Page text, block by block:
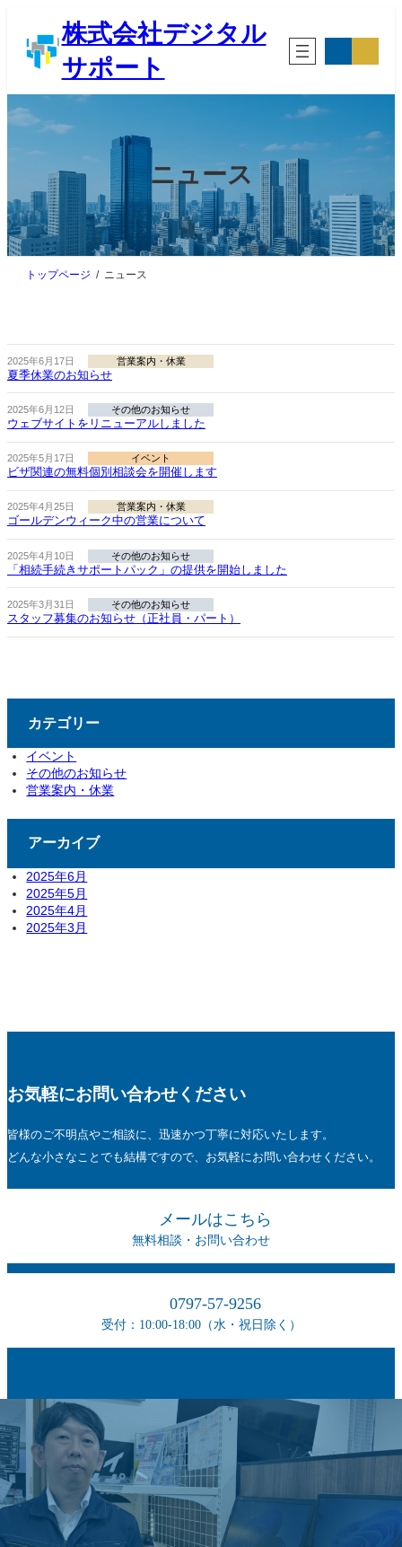
株式会社デジタル
サポート
コ
リ
ン
コ
リ
ニュース
トップページ ニュース
2025年6月17日 営業案内・休業
夏季休業のお知らせ
2025年6月12日 その他のお知らせ
ウェブサイトをリニューアルしました
2025年5月17日 イベント
ビザ関連の無料個別相談会を開催します
2025年4月25日 営業案内・休業
ゴールデンウィーク中の営業について
2025年4月10日 その他のお知らせ
「相続手続きサポートパック」の提供を開始しました
2025年3月31日 その他のお知らせ
スタッフ募集のお知らせ（正社員・パート）
カテゴリー
イベント
その他のお知らせ
営業案内・休業
アーカイブ
2025年6月
2025年5月
2025年4月
2025年3月
お気軽にお問い合わせください
皆様のご不明点やご相談に、迅速かつ丁寧に対応いたします。
どんな小さなことでも結構ですので、お気軽にお問い合わせください。
メールはこちら
無料相談・お問い合わせ
0797-57-9256
受付：10:00-18:00（水・祝日除く）